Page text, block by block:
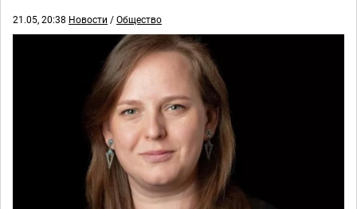
21.05, 20:38 Новости /Общество